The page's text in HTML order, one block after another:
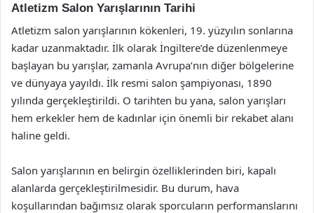
Atletizm Salon Yarışlarının Tarihi
Atletizm salon yarışlarının kökenleri, 19. yüzyılın sonlarına
kadar uzanmaktadır. İlk olarak İngiltere’de düzenlenmeye
başlayan bu yarışlar, zamanla Avrupa’nın diğer bölgelerine
ve dünyaya yayıldı. İlk resmi salon şampiyonası, 1890
yılında gerçekleştirildi. O tarihten bu yana, salon yarışları
hem erkekler hem de kadınlar için önemli bir rekabet alanı
haline geldi.
Salon yarışlarının en belirgin özelliklerinden biri, kapalı
alanlarda gerçekleştirilmesidir. Bu durum, hava
koşullarından bağımsız olarak sporcuların performanslarını